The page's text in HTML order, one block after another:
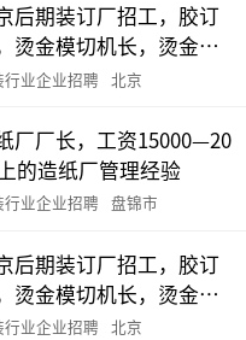
后期装订厂招工，胶订
烫金模切机长，烫金模
，学徒5名
业企业招聘 北京
厂厂长，工资15000—20
的造纸厂管理经验
业企业招聘 盘锦市
后期装订厂招工，胶订
烫金模切机长，烫金模
机长
业企业招聘 北京